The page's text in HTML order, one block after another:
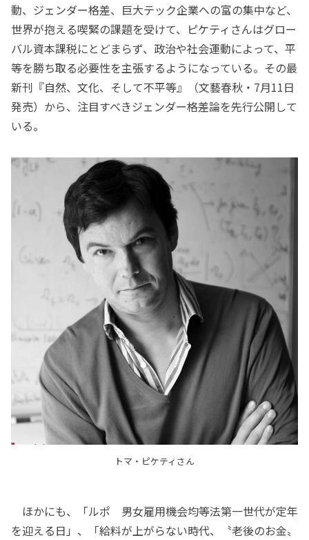
動、ジェンダー格差、巨大テック企業への富の集中など、
世界が抱える喫緊の課題を受けて、ピケティさんはグロー
バル資本課税にとどまらず、政治や社会運動によって、平
等を勝ち取る必要性を主張するようになっている。その最
新刊『自然、文化、そして不平等』（文藝春秋・7月11日
発売）から、注目すべきジェンダー格差論を先行公開して
いる。
トマ・ピケティさん
ほかにも、「ルポ 男女雇用機会均等法第一世代が定年
を迎える日」、「給料が上がらない時代、〝老後のお金〟